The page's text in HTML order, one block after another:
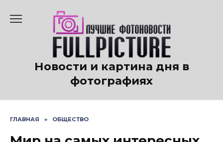
содержанию
Новости и картина дня в
фотографиях
ГЛАВНАЯ » ОБЩЕСТВО